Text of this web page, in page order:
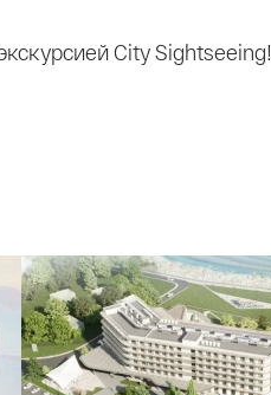
City Sightseeing!